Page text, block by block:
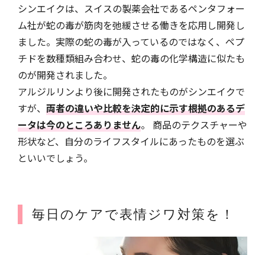
シンエイクは、スイスの製薬会社であるペンタフォー
ム社が蛇の毒が筋肉を弛緩させる働きを応用し開発し
ました。実際の蛇の毒が入っているのではなく、ペプ
チドを数種類組み合わせ、蛇の毒の化学構造に似たも
のが開発されました。
アルジルリンより後に開発されたものがシンエイクで
すが、 両者の違いや比較を決定的に示す根拠のあるデ
ータは今のところありません。 商品のテクスチャーや
形状など、自分のライフスタイルにあったものを選ぶ
といいでしょう。
毎日のケアで表情ジワ対策を！